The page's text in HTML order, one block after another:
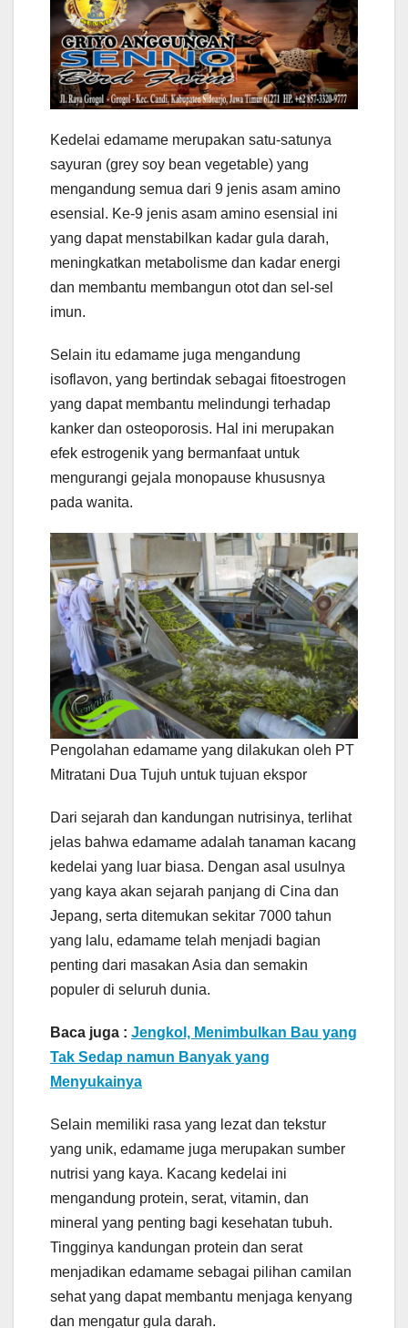
Kedelai edamame merupakan satu-satunya
sayuran (grey soy bean vegetable) yang
mengandung semua dari 9 jenis asam amino
esensial. Ke-9 jenis asam amino esensial ini
yang dapat menstabilkan kadar gula darah,
meningkatkan metabolisme dan kadar energi
dan membantu membangun otot dan sel-sel
imun.
Selain itu edamame juga mengandung
isoflavon, yang bertindak sebagai fitoestrogen
yang dapat membantu melindungi terhadap
kanker dan osteoporosis. Hal ini merupakan
efek estrogenik yang bermanfaat untuk
mengurangi gejala monopause khususnya
pada wanita.
Pengolahan edamame yang dilakukan oleh PT
Mitratani Dua Tujuh untuk tujuan ekspor
Dari sejarah dan kandungan nutrisinya, terlihat
jelas bahwa edamame adalah tanaman kacang
kedelai yang luar biasa. Dengan asal usulnya
yang kaya akan sejarah panjang di Cina dan
Jepang, serta ditemukan sekitar 7000 tahun
yang lalu, edamame telah menjadi bagian
penting dari masakan Asia dan semakin
populer di seluruh dunia.
Baca juga : Jengkol, Menimbulkan Bau yang
Tak Sedap namun Banyak yang
Menyukainya
Selain memiliki rasa yang lezat dan tekstur
yang unik, edamame juga merupakan sumber
nutrisi yang kaya. Kacang kedelai ini
mengandung protein, serat, vitamin, dan
mineral yang penting bagi kesehatan tubuh.
Tingginya kandungan protein dan serat
menjadikan edamame sebagai pilihan camilan
sehat yang dapat membantu menjaga kenyang
dan mengatur gula darah.